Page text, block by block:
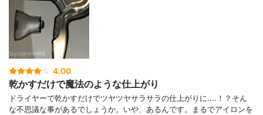
4.00
乾かすだけで魔法のような仕上がり
ドライヤーで乾かすだけでツヤツヤサラサラの仕上がりに....！？そん
な不思議な事があるでしょうか。いや、あるんです。まるでアイロンを